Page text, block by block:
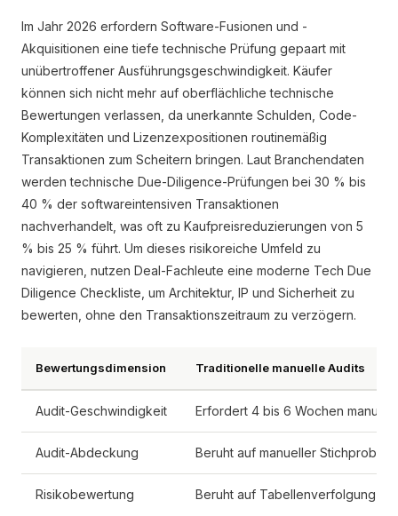
Im Jahr 2026 erfordern Software-Fusionen und -
Akquisitionen eine tiefe technische Prüfung gepaart mit
unübertroffener Ausführungsgeschwindigkeit. Käufer
können sich nicht mehr auf oberflächliche technische
Bewertungen verlassen, da unerkannte Schulden, Code-
Komplexitäten und Lizenzexpositionen routinemäßig
Transaktionen zum Scheitern bringen. Laut Branchendaten
werden technische Due-Diligence-Prüfungen bei 30 % bis
40 % der softwareintensiven Transaktionen
nachverhandelt, was oft zu Kaufpreisreduzierungen von 5
% bis 25 % führt. Um dieses risikoreiche Umfeld zu
navigieren, nutzen Deal-Fachleute eine moderne Tech Due
Diligence Checkliste, um Architektur, IP und Sicherheit zu
bewerten, ohne den Transaktionszeitraum zu verzögern.
Bewertungsdimension Traditionelle manuelle Audits
Audit-Geschwindigkeit Erfordert 4 bis 6 Wochen
Audit-Abdeckung Beruht auf manueller
Risikobewertung Beruht auf Tabellenverfolgung